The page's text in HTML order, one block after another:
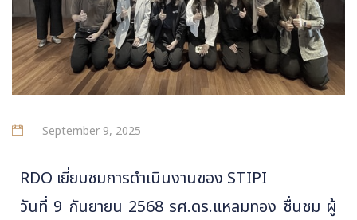
September 9, 2025
RDO เยี่ยมชมการดำเนินงานของ STIPI
วันที่ 9 กันยายน 2568 รศ.ดร.แหลมทอง ชื่นชม ผู้